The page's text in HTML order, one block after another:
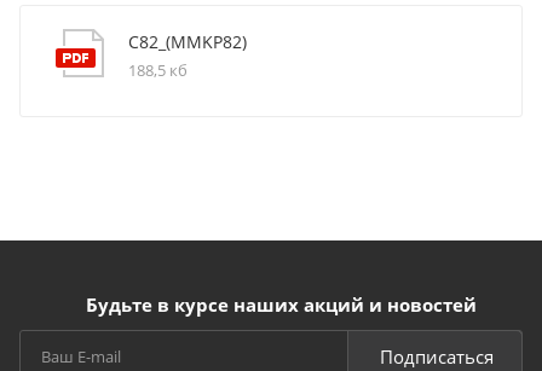
C82_(MMKP82)
188,5 кб
Будьте в курсе наших акций и новостей
Подписаться